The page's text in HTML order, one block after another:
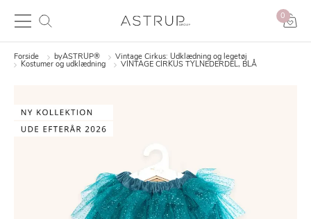
0
Forside byASTRUP®
Vintage Cirkus: Udklædning og legetøj
Kostumer og udklædning
VINTAGE CIRKUS TYLNEDERDEL, BLÅ